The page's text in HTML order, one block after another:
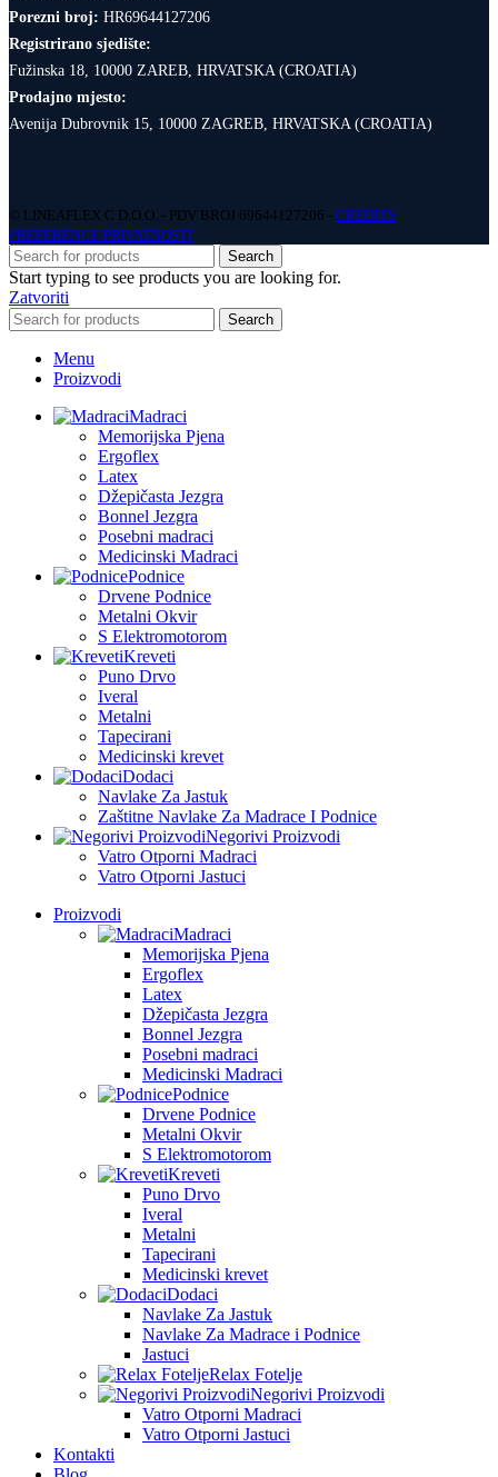
Porezni broj: HR69644127206
Registrirano sjedište:
Fužinska 18, 10000 ZAREB, HRVATSKA (CROATIA)
Prodajno mjesto:
Avenija Dubrovnik 15, 10000 ZAGREB, HRVATSKA (CROATIA)
© LINEAFLEX C D.O.O. - PDV BROJ 69644127206 - CREDITS
PREFERENCE PRIVATNOSTI
Search
Start typing to see products you are looking for.
Zatvoriti
Search
Menu
Proizvodi
Madraci
Memorijska Pjena
Ergoflex
Latex
Džepičasta Jezgra
Bonnel Jezgra
Posebni madraci
Medicinski Madraci
Podnice
Drvene Podnice
Metalni Okvir
S Elektromotorom
Kreveti
Puno Drvo
Iveral
Metalni
Tapecirani
Medicinski krevet
Dodaci
Navlake Za Jastuk
Zaštitne Navlake Za Madrace I Podnice
Negorivi Proizvodi
Vatro Otporni Madraci
Vatro Otporni Jastuci
Proizvodi
Madraci
Memorijska Pjena
Ergoflex
Latex
Džepičasta Jezgra
Bonnel Jezgra
Posebni madraci
Medicinski Madraci
Podnice
Drvene Podnice
Metalni Okvir
S Elektromotorom
Kreveti
Puno Drvo
Iveral
Metalni
Tapecirani
Medicinski krevet
Dodaci
Navlake Za Jastuk
Navlake Za Madrace i Podnice
Jastuci
Relax Fotelje
Negorivi Proizvodi
Vatro Otporni Madraci
Vatro Otporni Jastuci
Kontakti